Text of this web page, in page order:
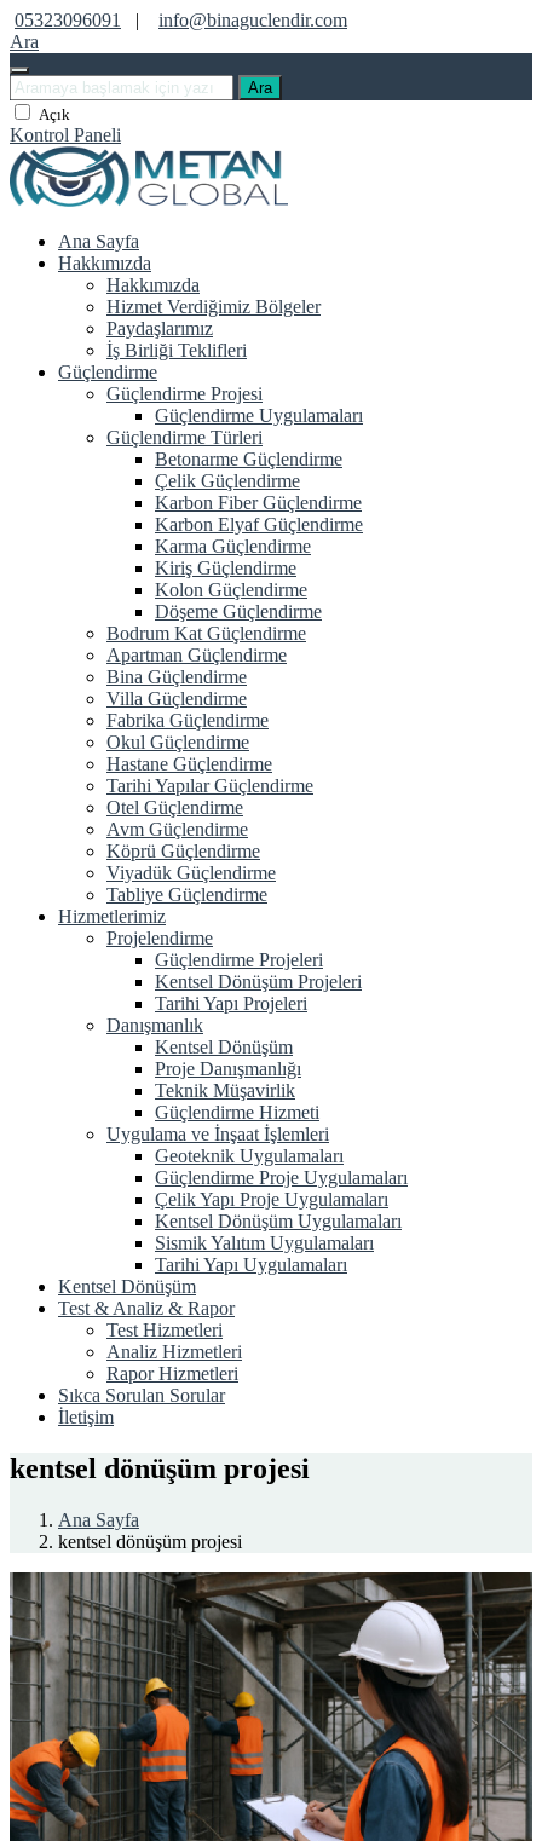
05323096091 |
info@binaguclendir.com
Ara
Ara
Açık
Kontrol Paneli
Ana Sayfa
Hakkımızda
Hakkımızda
Hizmet Verdiğimiz Bölgeler
Paydaşlarımız
İş Birliği Teklifleri
Güçlendirme
Güçlendirme Projesi
Güçlendirme Uygulamaları
Güçlendirme Türleri
Betonarme Güçlendirme
Çelik Güçlendirme
Karbon Fiber Güçlendirme
Karbon Elyaf Güçlendirme
Karma Güçlendirme
Kiriş Güçlendirme
Kolon Güçlendirme
Döşeme Güçlendirme
Bodrum Kat Güçlendirme
Apartman Güçlendirme
Bina Güçlendirme
Villa Güçlendirme
Fabrika Güçlendirme
Okul Güçlendirme
Hastane Güçlendirme
Tarihi Yapılar Güçlendirme
Otel Güçlendirme
Avm Güçlendirme
Köprü Güçlendirme
Viyadük Güçlendirme
Tabliye Güçlendirme
Hizmetlerimiz
Projelendirme
Güçlendirme Projeleri
Kentsel Dönüşüm Projeleri
Tarihi Yapı Projeleri
Danışmanlık
Kentsel Dönüşüm
Proje Danışmanlığı
Teknik Müşavirlik
Güçlendirme Hizmeti
Uygulama ve İnşaat İşlemleri
Geoteknik Uygulamaları
Güçlendirme Proje Uygulamaları
Çelik Yapı Proje Uygulamaları
Kentsel Dönüşüm Uygulamaları
Sismik Yalıtım Uygulamaları
Tarihi Yapı Uygulamaları
Kentsel Dönüşüm
Test & Analiz & Rapor
Test Hizmetleri
Analiz Hizmetleri
Rapor Hizmetleri
Sıkca Sorulan Sorular
İletişim
kentsel dönüşüm projesi
Ana Sayfa
kentsel dönüşüm projesi